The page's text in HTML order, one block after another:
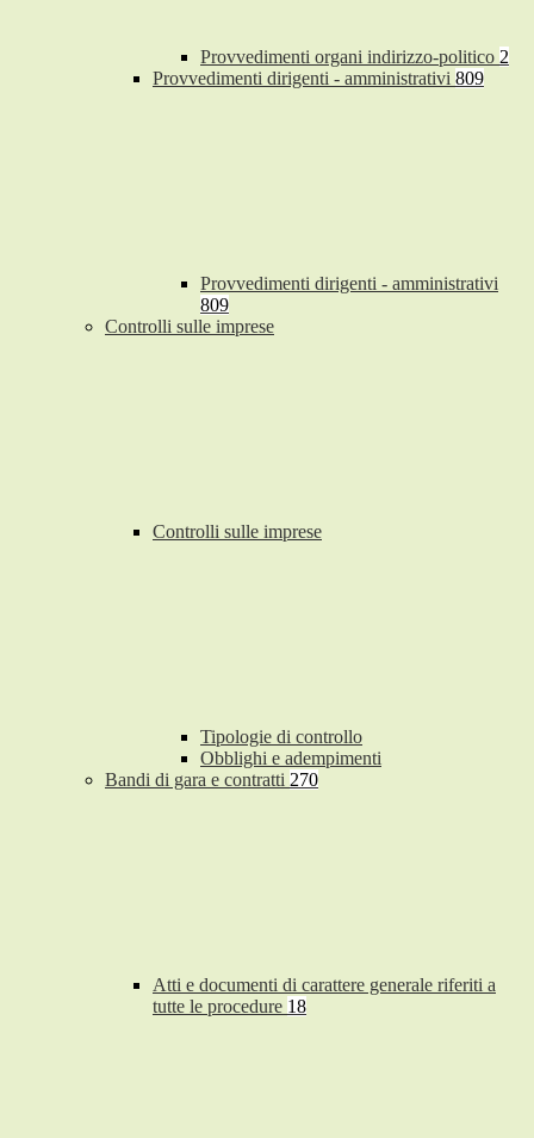
Provvedimenti organi indirizzo-politico 2
Provvedimenti dirigenti - amministrativi 809
Provvedimenti dirigenti - amministrativi
809
Controlli sulle imprese
Controlli sulle imprese
Tipologie di controllo
Obblighi e adempimenti
Bandi di gara e contratti 270
Atti e documenti di carattere generale riferiti a
tutte le procedure 18